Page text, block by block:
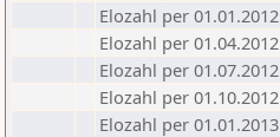
Elozahl per 01.01.2012
Elozahl per 01.04.2012
Elozahl per 01.07.2012
Elozahl per 01.10.2012
Elozahl per 01.01.2013